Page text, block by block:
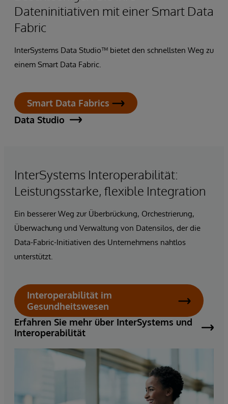
Dateninitiativen mit einer Smart Data
Fabric
InterSystems Data Studio™ bietet den schnellsten Weg zu
einem Smart Data Fabric.
Smart Data Fabrics
Data Studio
InterSystems Interoperabilität:
Leistungsstarke, flexible Integration
Ein besserer Weg zur Überbrückung, Orchestrierung,
Überwachung und Verwaltung von Datensilos, der die
Data-Fabric-Initiativen des Unternehmens nahtlos
unterstützt.
Interoperabilität im
Gesundheitswesen
Erfahren Sie mehr über InterSystems und
Interoperabilität